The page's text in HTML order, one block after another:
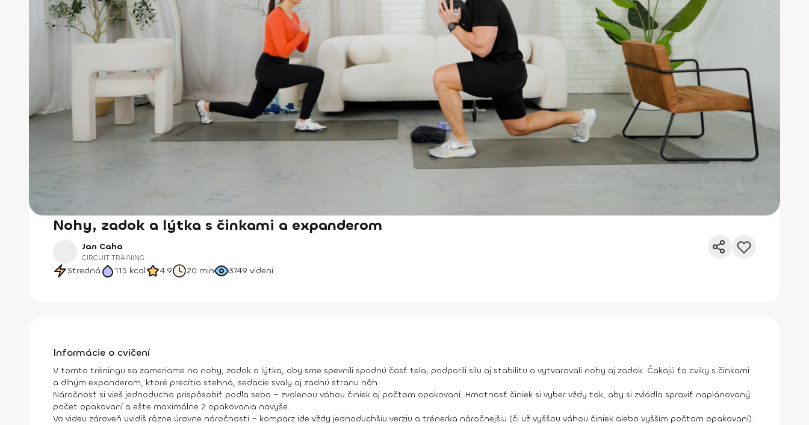
Nohy, zadok a lýtka s činkami a expanderom
Jan Caha
CIRCUIT TRAINING
Stredná 115 kcal 4.9 20 min 3749 videní
Informácie o cvičení
V tomto tréningu sa zameriame na nohy, zadok a lýtka, aby sme spevnili spodnú časť tela, podporili silu aj stabilitu a vytvarovali nohy aj zadok. Čakajú ťa cviky s činkami
a dlhým expanderom, ktoré precítia stehná, sedacie svaly aj zadnú stranu nôh.
Náročnosť si vieš jednoducho prispôsobiť podľa seba – zvolenou váhou činiek aj počtom opakovaní. Hmotnosť činiek si vyber vždy tak, aby si zvládla spraviť naplánovaný
počet opakovaní a ešte maximálne 2 opakovania navyše.
Vo videu zároveň uvidíš rôzne úrovne náročnosti – komparz ide vždy jednoduchšiu verziu a trénerka náročnejšiu (či už vyššou váhou činiek alebo vyšším počtom opakovaní).